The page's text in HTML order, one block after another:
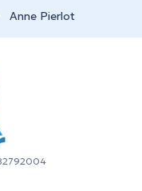
Anne Pierlot